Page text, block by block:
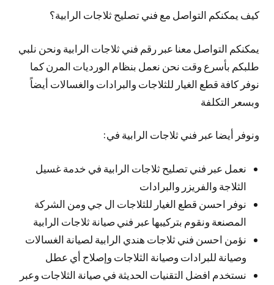
كيف يمكنكم التواصل مع فني تصليح ثلاجات الرابية؟
يمكنكم التواصل معنا عبر رقم فني ثلاجات الرابية ونحن نلبي
طلبكم بأسرع وقت نحن نعمل بنظام الورديات المرن كما
نوفر كافة قطع الغيار للثلاجات والبرادات والغسالات أيضاً
وبسعر التكلفة
ونوفر أيضا عبر فني ثلاجات الرابية في:
نعمل عبر فني تصليح ثلاجات الرابية في خدمة غسيل
الثلاجة والفريزر والبرادات
نوفر احسن قطع الغيار للثلاجات ال جي ومن الشركة
المصنعة ونقوم بتركيبها عبر فني صيانة ثلاجات الرابية
نؤمن احسن فني ثلاجات هندي الرابية لصيانة الغسالات
وصيانة للبرادات وصيانة الثلاجات وإصلاح أي عطل
نستخدم افضل التقنيات الحديثة في صيانة الثلاجات وعبر